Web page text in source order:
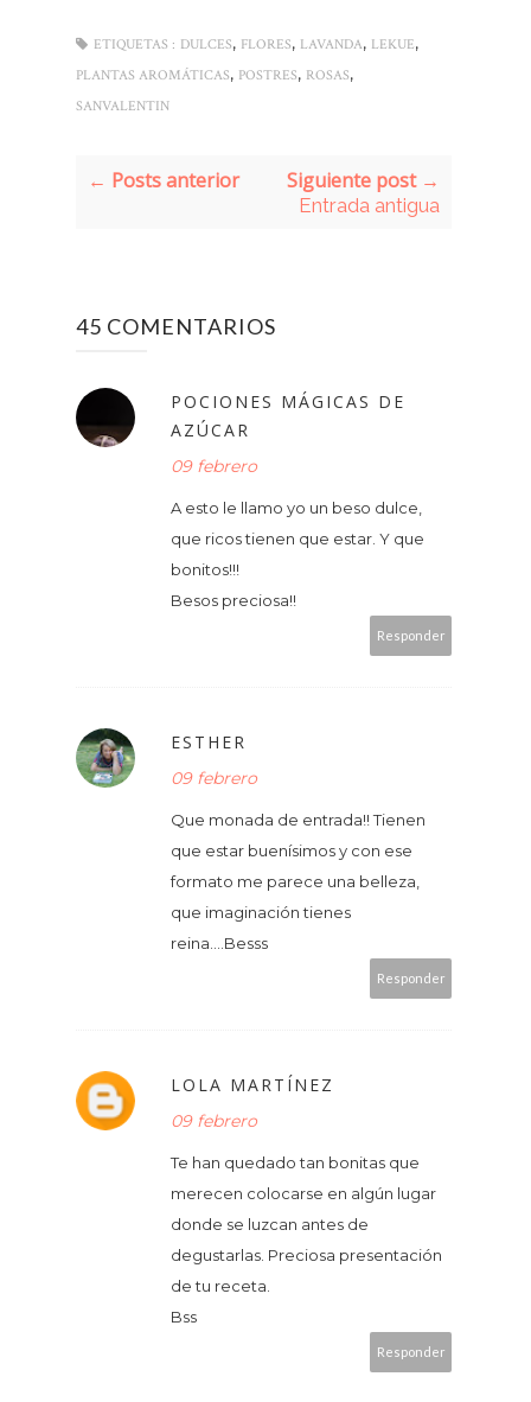
ETIQUETAS : DULCES, FLORES, LAVANDA, LEKUE,
PLANTAS AROMÁTICAS, POSTRES, ROSAS,
SANVALENTIN
← Posts anterior Siguiente post →
Entrada antigua
45 COMENTARIOS
POCIONES MÁGICAS DE
AZÚCAR
09 febrero
A esto le llamo yo un beso dulce,
que ricos tienen que estar. Y que
bonitos!!!
Besos preciosa!!
Responder
ESTHER
09 febrero
Que monada de entrada!! Tienen
que estar buenísimos y con ese
formato me parece una belleza,
que imaginación tienes
reina....Besss
Responder
LOLA MARTÍNEZ
09 febrero
Te han quedado tan bonitas que
merecen colocarse en algún lugar
donde se luzcan antes de
degustarlas. Preciosa presentación
de tu receta.
Bss
Responder